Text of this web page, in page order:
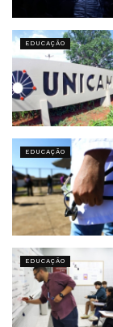
EDUCAÇÃO
EDUCAÇÃO
EDUCAÇÃO